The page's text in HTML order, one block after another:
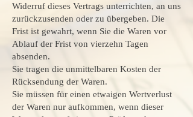
Widerruf dieses Vertrags unterrichten, an uns
zurückzusenden oder zu übergeben. Die
Frist ist gewahrt, wenn Sie die Waren vor
Ablauf der Frist von vierzehn Tagen
absenden.
Sie tragen die unmittelbaren Kosten der
Rücksendung der Waren.
Sie müssen für einen etwaigen Wertverlust
der Waren nur aufkommen, wenn dieser